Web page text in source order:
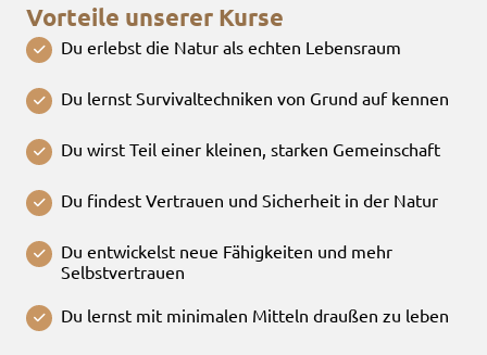
Vorteile unserer Kurse
Du erlebst die Natur als echten Lebensraum
Du lernst Survivaltechniken von Grund auf kennen
Du wirst Teil einer kleinen, starken Gemeinschaft
Du findest Vertrauen und Sicherheit in der Natur
Du entwickelst neue Fähigkeiten und mehr
Selbstvertrauen
Du lernst mit minimalen Mitteln draußen zu leben